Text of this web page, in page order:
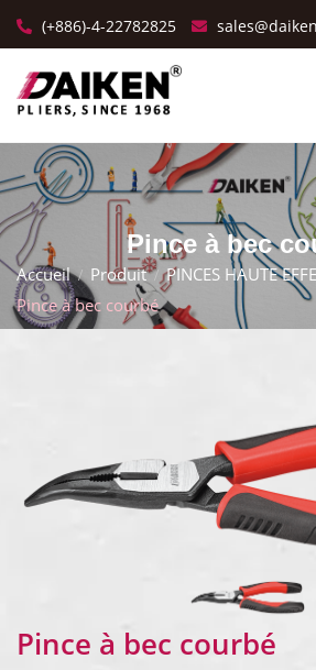
(+886)-4-22782825
Pince à bec
Accueil Produit
PINCES HAUTE
Pince à bec courbé
Pince à bec courbé